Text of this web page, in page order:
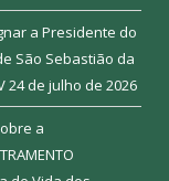
a Presidente do
São Sebastião da
24 de julho de 2026
a